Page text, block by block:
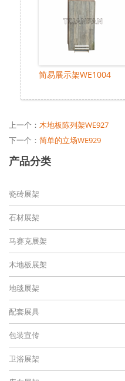
简易展示架WE1004
上一个： 木地板陈列架WE927
下一个： 简单的立场WE929
产品分类
瓷砖展架
石材展架
马赛克展架
木地板展架
地毯展架
配套展具
包装宣传
卫浴展架